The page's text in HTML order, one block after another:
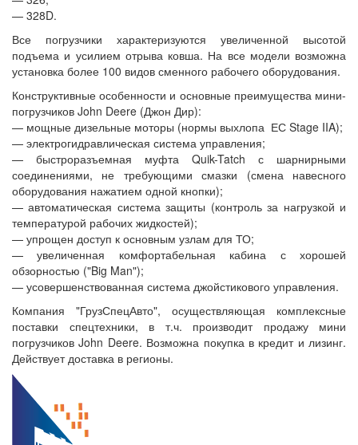
— 328D.
Все погрузчики характеризуются увеличенной высотой
подъема и усилием отрыва ковша. На все модели возможна
установка более 100 видов сменного рабочего оборудования.
Конструктивные особенности и основные преимущества мини-
погрузчиков John Deere (Джон Дир):
— мощные дизельные моторы (нормы выхлопа ЕС Stage IIA);
— электрогидравлическая система управления;
— быстроразъемная муфта Quik-Tatch с шарнирными
соединениями, не требующими смазки (смена навесного
оборудования нажатием одной кнопки);
— автоматическая система защиты (контроль за нагрузкой и
температурой рабочих жидкостей);
— упрощен доступ к основным узлам для ТО;
— увеличенная комфортабельная кабина с хорошей
обзорностью ("Big Man");
— усовершенствованная система джойстикового управления.
Компания "ГрузСпецАвто", осуществляющая комплексные
поставки спецтехники, в т.ч. производит продажу мини
погрузчиков John Deere. Возможна покупка в кредит и лизинг.
Действует доставка в регионы.